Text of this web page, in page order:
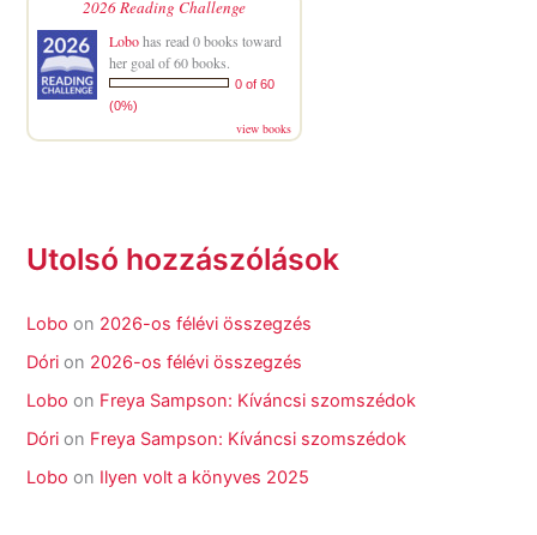
2026 Reading Challenge
Lobohas read 0 books toward
her goal of 60 books.
0 of 60
(0%)
view books
Utolsó hozzászólások
Lobo on 2026-os félévi összegzés
Dóri on 2026-os félévi összegzés
Lobo on Freya Sampson: Kíváncsi szomszédok
Dóri on Freya Sampson: Kíváncsi szomszédok
Lobo on Ilyen volt a könyves 2025